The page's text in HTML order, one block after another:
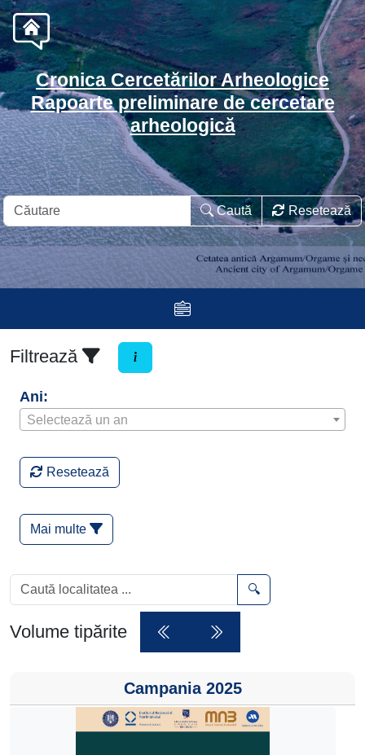
Cronica Cercetărilor Arheologice
Rapoarte preliminare de cercetare
arheologică
Caută Resetează
Filtrează
Ani:
Selectează un an
Resetează
Mai multe
🔍
Volume tipărite
Campania 2025